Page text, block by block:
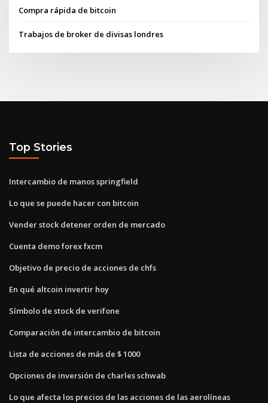
Compra rápida de bitcoin
Trabajos de broker de divisas londres
Top Stories
Intercambio de manos springfield
Lo que se puede hacer con bitcoin
Vender stock detener orden de mercado
Cuenta demo forex fxcm
Objetivo de precio de acciones de chfs
En qué altcoin invertir hoy
Símbolo de stock de verifone
Comparación de intercambio de bitcoin
Lista de acciones de más de $ 1000
Opciones de inversión de charles schwab
Lo que afecta los precios de las acciones de las aerolíneas